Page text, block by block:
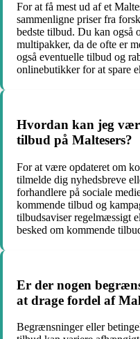
For at få mest ud af et
sammenligne priser fra
bedste tilbud. Du kan også
multipakker, da de ofte er
også eventuelle tilbud og
onlinebutikker for at spare
Hvordan kan jeg
tilbud på Maltesers?
For at være opdateret om
tilmelde dig nyhedsbreve
forhandlere på sociale
kommende tilbud og
tilbudsaviser regelmæssigt
besked om kommende
Er der nogen
at drage fordel af
Begrænsninger eller